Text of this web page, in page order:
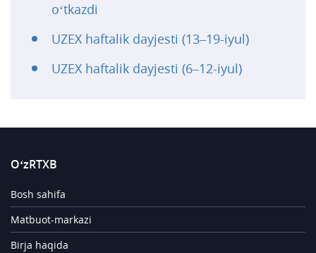
o‘tkazdi
UZEX haftalik dayjesti (13–19-iyul)
UZEX haftalik dayjesti (6–12-iyul)
O‘zRTXB
Bosh sahifa
Matbuot-markazi
Birja haqida